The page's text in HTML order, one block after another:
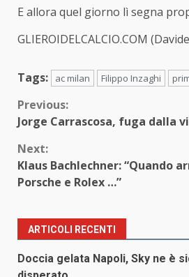
E allora quel giorno lì segna
GLIEROIDELCALCIO.COM
Tags: ac milan Filippo Inzaghi
Continue
Reading
Previous:
Jorge Carrascosa, fuga dalla
Next:
Klaus Bachlechner: “Quando
Porsche e Rolex …”
ARTICOLI RECENTI
Doccia gelata Napoli, Sky ne è